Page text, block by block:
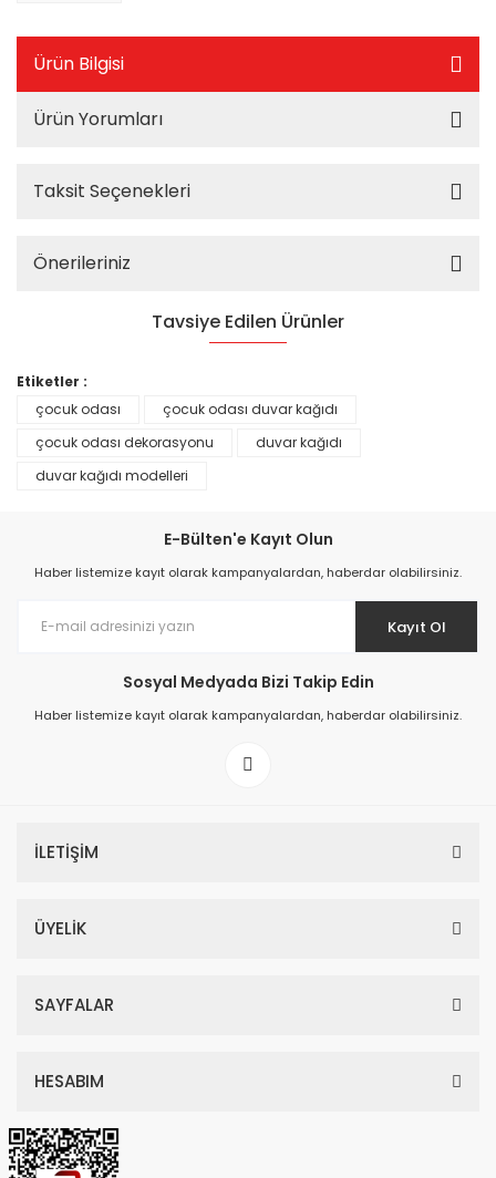
Ürün Bilgisi
Ürün Yorumları
Taksit Seçenekleri
Önerileriniz
Tavsiye Edilen Ürünler
Prime ArtDECO Duvar Kağıdı Tutkalı 500 gr
149,00 TL
Etiketler :
çocuk odası
çocuk odası duvar kağıdı
çocuk odası dekorasyonu
duvar kağıdı
duvar kağıdı modelleri
E-Bülten'e Kayıt Olun
Haber listemize kayıt olarak kampanyalardan, haberdar olabilirsiniz.
Kayıt Ol
Sosyal Medyada Bizi Takip Edin
Haber listemize kayıt olarak kampanyalardan, haberdar olabilirsiniz.
İLETİŞİM
ÜYELİK
SAYFALAR
HESABIM